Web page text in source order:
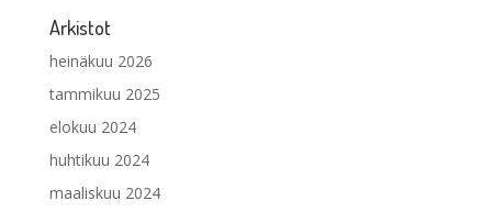
Arkistot
heinäkuu 2026
tammikuu 2025
elokuu 2024
huhtikuu 2024
maaliskuu 2024